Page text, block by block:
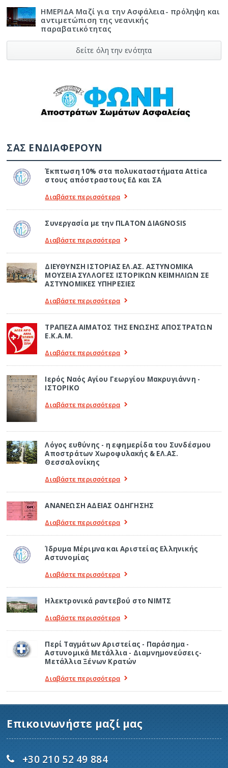
ΗΜΕΡΙΔΑ Μαζί για την Ασφάλεια- πρόληψη και
αντιμετώπιση της νεανικής
παραβατικότητας
δείτε όλη την ενότητα
ΣΑΣ ΕΝΔΙΑΦΕΡΟΥΝ
Έκπτωση 10% στα πολυκαταστήματα Attica
στους απόστραστους ΕΔ και ΣΑ
Διαβάστε περισσότερα
Συνεργασία με την ΠLATON ΔIAGNOSIS
Διαβάστε περισσότερα
ΔΙΕΥΘΥΝΣΗ ΙΣΤΟΡΙΑΣ ΕΛ.ΑΣ. ΑΣΤΥΝΟΜΙΚΑ
ΜΟΥΣΕΙΑ ΣΥΛΛΟΓΕΣ ΙΣΤΟΡΙΚΩΝ ΚΕΙΜΗΛΙΩΝ ΣΕ
ΑΣΤΥΝΟΜΙΚΕΣ ΥΠΗΡΕΣΙΕΣ
Διαβάστε περισσότερα
ΤΡΑΠΕΖΑ ΑΙΜΑΤΟΣ ΤΗΣ ΕΝΩΣΗΣ ΑΠΟΣΤΡΑΤΩΝ
Ε.Κ.Α.Μ.
Διαβάστε περισσότερα
Ιερός Ναός Αγίου Γεωργίου Μακρυγιάννη -
ΙΣΤΟΡΙΚΟ
Διαβάστε περισσότερα
Λόγος ευθύνης - η εφημερίδα του Συνδέσμου
Αποστράτων Χωροφυλακής & ΕΛ.ΑΣ.
Θεσσαλονίκης
Διαβάστε περισσότερα
ΑΝΑΝΕΩΣΗ ΑΔΕΙΑΣ ΟΔΗΓΗΣΗΣ
Διαβάστε περισσότερα
Ίδρυμα Μέριμνα και Αριστείας Ελληνικής
Αστυνομίας
Διαβάστε περισσότερα
Ηλεκτρονικά ραντεβού στο ΝΙΜΤΣ
Διαβάστε περισσότερα
Περί Ταγμάτων Αριστείας - Παράσημα -
Αστυνομικά Μετάλλια - Διαμνημονεύσεις-
Μετάλλια Ξένων Κρατών
Διαβάστε περισσότερα
Επικοινωνήστε μαζί μας
+30 210 52 49 884